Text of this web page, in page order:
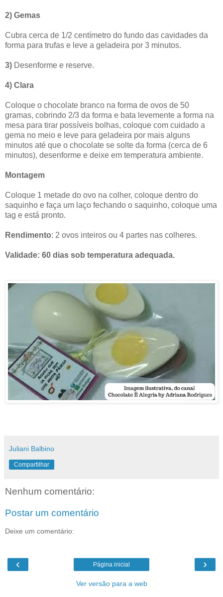
2) Gemas
Cubra cerca de 1/2 centímetro do fundo das cavidades da
forma para trufas e leve a geladeira por 3 minutos.
3) Desenforme e reserve.
4) Clara
Coloque o chocolate branco na forma de ovos de 50
gramas, cobrindo 2/3 da forma e bata levemente a forma na
mesa para tirar possíveis bolhas, coloque com cuidado a
gema no meio e leve para geladeira por mais alguns
minutos até que o chocolate se solte da forma (cerca de 6
minutos), desenforme e deixe em temperatura ambiente.
Montagem
Coloque 1 metade do ovo na colher, coloque dentro do
saquinho e faça um laço fechando o saquinho, coloque uma
tag e está pronto.
Rendimento: 2 ovos inteiros ou 4 partes nas colheres.
Validade: 60 dias sob temperatura adequada.
Juliani Balbino
Compartilhar
Nenhum comentário:
Postar um comentário
Deixe um comentário:
‹ ›
Página inicial
Ver versão para a web